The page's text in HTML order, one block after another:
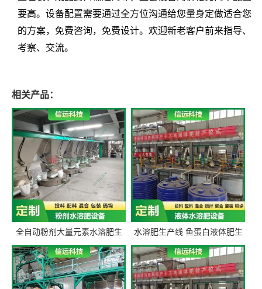
要高。设备配置需要通过全方位沟通给您量身定做适合您
的方案，免费咨询，免费设计。欢迎新老客户前来指导、
考察、交流。
相关产品：
全自动粉剂大量元素水溶肥生
产设备 信远科技肥料生产设备
源头厂家
水溶肥生产线 鱼蛋白液体肥生
产设备 氨基酸液态肥全套设备